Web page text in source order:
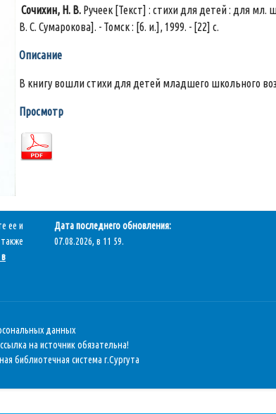
Сочихин, Н. В. Ручеек [Текст] : стихи для детей : для мл.
В. С. Сумарокова]. - Томск : [б. и.], 1999. - [22] с.
Описание
В книгу вошли стихи для детей младшего школьного
Просмотр
ее и
Дата последнего обновления:
07.08.2026, в 11 59.
данных
на источник обязательна!
библиотечная система г.Сургута